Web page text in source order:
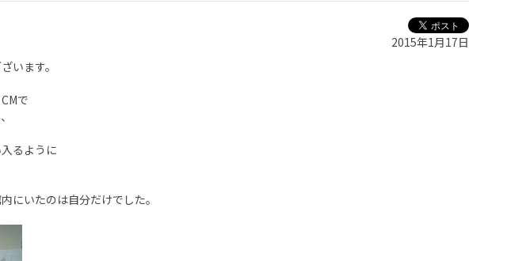
2015年1月17日
います。
で
るように
にいたのは自分だけでした。